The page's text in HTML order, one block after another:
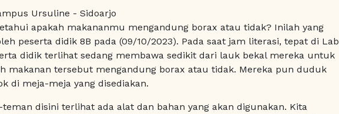
Ursuline - Sidoarjo
apakah makananmu mengandung borax atau tidak? Inilah yang
peserta didik 8B pada (09/10/2023). Pada saat jam literasi, tepat di Lab
didik terlihat sedang membawa sedikit dari lauk bekal mereka untuk
makanan tersebut mengandung borax atau tidak. Mereka pun duduk
di meja-meja yang disediakan.
teman disini terlihat ada alat dan bahan yang akan digunakan. Kita